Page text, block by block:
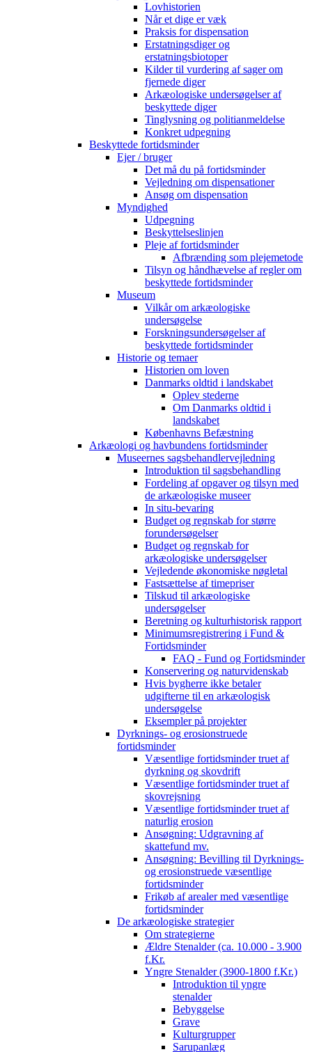
Lovhistorien
Når et dige er væk
Praksis for dispensation
Erstatningsdiger og
erstatningsbiotoper
Kilder til vurdering af sager om
fjernede diger
Arkæologiske undersøgelser af
beskyttede diger
Tinglysning og politianmeldelse
Konkret udpegning
Beskyttede fortidsminder
Ejer / bruger
Det må du på fortidsminder
Vejledning om dispensationer
Ansøg om dispensation
Myndighed
Udpegning
Beskyttelseslinjen
Pleje af fortidsminder
Afbrænding som plejemetode
Tilsyn og håndhævelse af regler om
beskyttede fortidsminder
Museum
Vilkår om arkæologiske
undersøgelse
Forskningsundersøgelser af
beskyttede fortidsminder
Historie og temaer
Historien om loven
Danmarks oldtid i landskabet
Oplev stederne
Om Danmarks oldtid i
landskabet
Københavns Befæstning
Arkæologi og havbundens fortidsminder
Museernes sagsbehandlervejledning
Introduktion til sagsbehandling
Fordeling af opgaver og tilsyn med
de arkæologiske museer
In situ-bevaring
Budget og regnskab for større
forundersøgelser
Budget og regnskab for
arkæologiske undersøgelser
Vejledende økonomiske nøgletal
Fastsættelse af timepriser
Tilskud til arkæologiske
undersøgelser
Beretning og kulturhistorisk rapport
Minimumsregistrering i Fund &
Fortidsminder
FAQ - Fund og Fortidsminder
Konservering og naturvidenskab
Hvis bygherre ikke betaler
udgifterne til en arkæologisk
undersøgelse
Eksempler på projekter
Dyrknings- og erosionstruede
fortidsminder
Væsentlige fortidsminder truet af
dyrkning og skovdrift
Væsentlige fortidsminder truet af
skovrejsning
Væsentlige fortidsminder truet af
naturlig erosion
Ansøgning: Udgravning af
skattefund mv.
Ansøgning: Bevilling til Dyrknings-
og erosionstruede væsentlige
fortidsminder
Frikøb af arealer med væsentlige
fortidsminder
De arkæologiske strategier
Om strategierne
Ældre Stenalder (ca. 10.000 - 3.900
f.Kr.
Yngre Stenalder (3900-1800 f.Kr.)
Introduktion til yngre
stenalder
Bebyggelse
Grave
Kulturgrupper
Sarupanlæg